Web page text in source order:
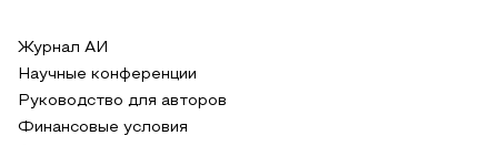
Журнал АИ
Научные конференции
Руководство для авторов
Финансовые условия